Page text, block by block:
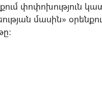
փոփոխություն
մասին»